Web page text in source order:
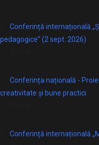
Conferință internațională
pedagogice” (2 sept. 2026)
Conferința națională -
creativitate și bune practici
Conferință internațională